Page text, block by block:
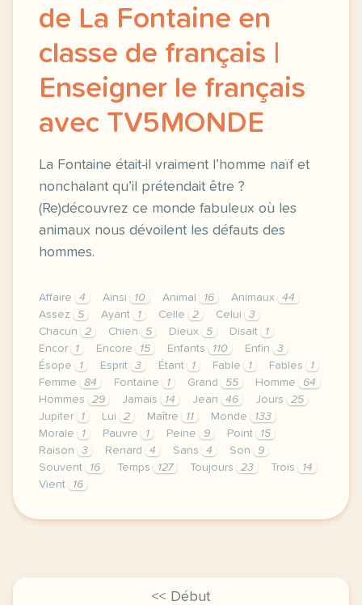
de La Fontaine en
classe de français |
Enseigner le français
avec TV5MONDE
La Fontaine était-il vraiment l’homme naïf et
nonchalant qu’il prétendait être ?
(Re)découvrez ce monde fabuleux où les
animaux nous dévoilent les défauts des
hommes.
Affaire 4 Ainsi 10 Animal 16 Animaux
44
Assez
5 Ayant 1 Celle 2 Celui
3
Chacun
2 Chien 5 Dieux 5 Disait
1
Encor
1 Encore 15 Enfants 110 Enfin
3
Ésope
1 Esprit 3 Étant 1 Fable 1 Fables
1
Femme
84 Fontaine 1 Grand 55 Homme
64
Hommes
29 Jamais 14 Jean 46 Jours
25
Jupiter
1 Lui 2 Maître 11 Monde
133
Morale
1 Pauvre 1 Peine 9 Point
15
Raison
3 Renard 4 Sans 4 Son
9
Souvent
16 Temps 127 Toujours 23 Trois
14
Vient
16
didomi host didomi components button cursor
<< Début